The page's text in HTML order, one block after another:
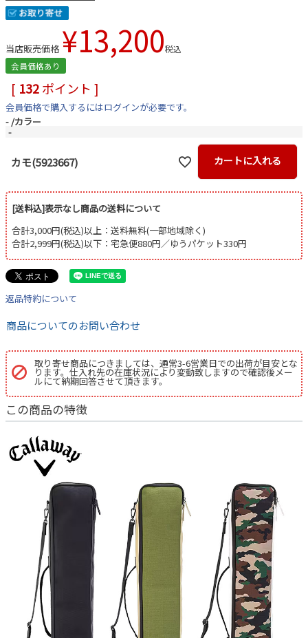
当店販売価格 ¥13,200税込
会員価格あり
[ 132ポイント ]
会員価格で購入するにはログインが必要です。
- カラー
-
カモ(5923667) カートに入れる
[送料込]表示なし商品の送料について
合計3,000円(税込)以上：送料無料(一部地域除く)
合計2,999円(税込)以下：宅急便880円／ゆうパケット330円
返品特約について
商品についてのお問い合わせ
取り寄せ商品につきましては、通常3-6営業日での出荷が目安とな
ります。仕入れ先の在庫状況により変動致しますので確認後メー
ルにて納期回答させて頂きます。
この商品の特徴